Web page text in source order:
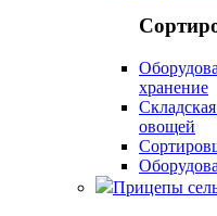
хранение
овощей
Прицепы